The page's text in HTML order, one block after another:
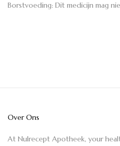
Borstvoeding: Dit medicijn mag
Over Ons
At Nulrecept Apotheek, your